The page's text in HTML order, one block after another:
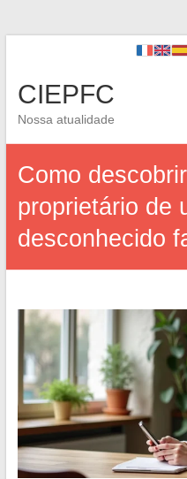
CIEPFC
Nossa atualidade
Como
proprietário de
desconhecido